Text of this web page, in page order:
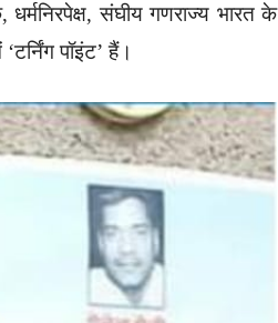
संघीय गणराज्य भारत के
पॉइंट’ हैं।